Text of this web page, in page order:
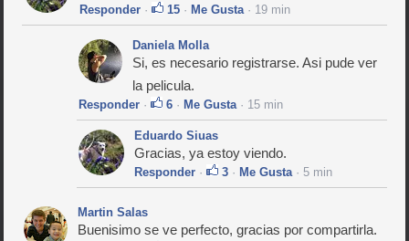
Responder · 15 · Me Gusta· 19 min
Daniela Molla
Si, es necesario registrarse. Asi pude ver
la pelicula.
Responder · 6 · Me Gusta· 15 min
Eduardo Siuas
Gracias, ya estoy viendo.
Responder · 3 · Me Gusta· 5 min
Martin Salas
Buenisimo se ve perfecto, gracias por compartirla.